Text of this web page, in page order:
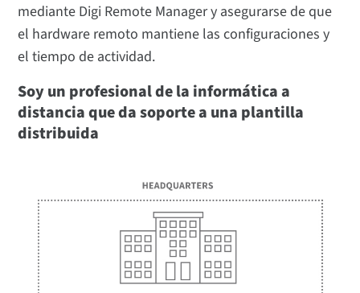
mediante Digi Remote Manager y asegurarse de que
el hardware remoto mantiene las configuraciones y
el tiempo de actividad.
Soy un profesional de la informática a
distancia que da soporte a una plantilla
distribuida